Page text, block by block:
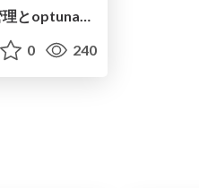
Hydraを使った設定ファイル管理とoptunaプラグインでのパラメータ探索
0 240